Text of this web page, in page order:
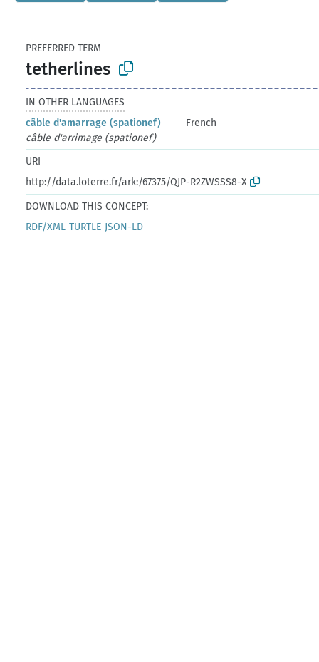
PREFERRED TERM
tetherlines
IN OTHER LANGUAGES
câble d'amarrage (spationef)
French
câble d'arrimage (spationef)
URI
http://data.loterre.fr/ark:/67375/QJP-R2ZWSSS8-X
DOWNLOAD THIS CONCEPT:
RDF/XML TURTLE JSON-LD